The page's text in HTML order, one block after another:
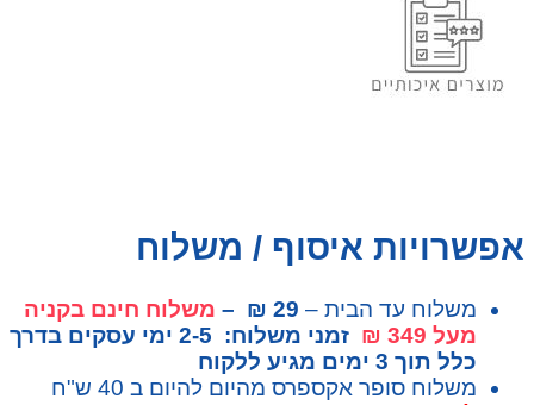
אפשרויות איסוף / משלוח
משלוח עד הבית – 29 ₪ –
משלוח חינם בקניה
מעל 349 ₪
זמני משלוח: 2-5 ימי עסקים בדרך
כלל תוך 3 ימים מגיע ללקוח
משלוח סופר אקספרס מהיום להיום ב 40 ש"ח